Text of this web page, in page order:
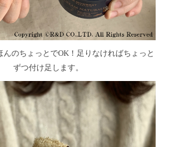
んのちょっとでOK！足りなければちょっと
ずつ付け足します。